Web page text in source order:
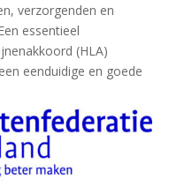
verzorgenden en
essentieel
(HLA)
eenduidige en goede